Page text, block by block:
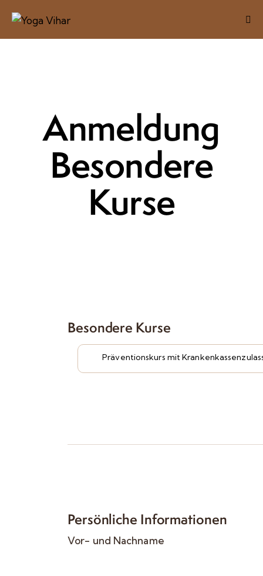
Anmeldung
Besondere
Kurse
Besondere Kurse
Präventionskurs mit
Persönliche Informationen
Vor- und Nachname